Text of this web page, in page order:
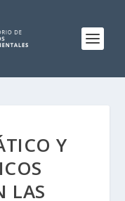
Y
LAS